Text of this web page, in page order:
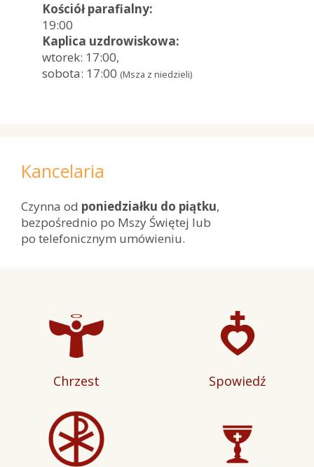
Kościół parafialny:
19:00
Kaplica uzdrowiskowa:
wtorek: 17:00,
sobota: 17:00 (Msza z niedzieli)
Kancelaria
Czynna od poniedziałku do piątku,
bezpośrednio po Mszy Świętej lub
po telefonicznym umówieniu.
Chrzest Spowiedź